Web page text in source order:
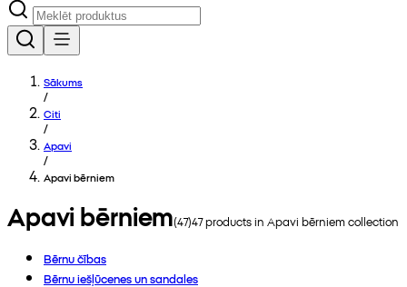
Sākums
/
Citi
/
Apavi
/
Apavi bērniem
Apavi bērniem(47)47products inApavi bērniemcollection
Bērnu čības
Bērnu iešļūcenes un sandales